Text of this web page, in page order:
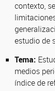
contexto,
estudio de
Tema:
medios
índice de